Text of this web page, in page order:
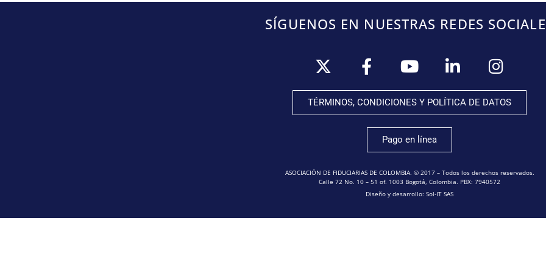
SÍGUENOS EN NUESTRAS REDES
TÉRMINOS, CONDICIONES Y POLÍTICA DE DATOS
Pago en línea
ASOCIACIÓN DE FIDUCIARIAS DE COLOMBIA. © 2017 – Todos los derechos reservados.
Calle 72 No. 10 – 51 of. 1003 Bogotá, Colombia. PBX: 7940572
Diseño y desarrollo: Sol-IT SAS